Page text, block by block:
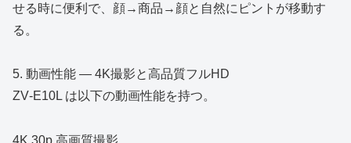
せる時に便利で、顔→商品→顔と自然にピントが移動す
る。
5. 動画性能 ― 4K撮影と高品質フルHD
ZV‑E10L は以下の動画性能を持つ。